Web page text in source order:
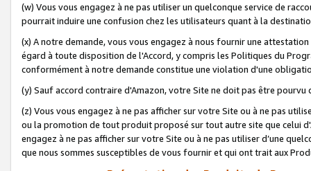
(w) Vous vous engagez à ne pas utiliser un quelconque service de
pourrait induire une confusion chez les utilisateurs quant à la
(x) A notre demande, vous vous engagez à nous fournir une
égard à toute disposition de l'Accord, y compris les Politiques du
conformément à notre demande constitue une violation d'une
(y) Sauf accord contraire d'Amazon, votre Site ne doit pas être
(z) Vous vous engagez à ne pas afficher sur votre Site ou à ne pas
ou la promotion de tout produit proposé sur tout autre site que celui
engagez à ne pas afficher sur votre Site ou à ne pas utiliser d’une
que nous sommes susceptibles de vous fournir et qui ont trait aux